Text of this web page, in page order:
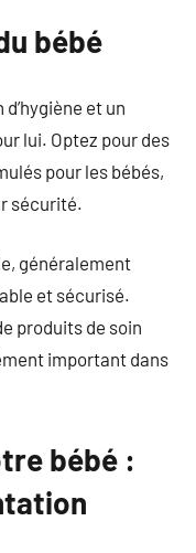
bébé
et un
lui. Optez pour des
pour les bébés,
sécurité.
généralement
et sécurisé.
produits de soin
important dans
bébé :